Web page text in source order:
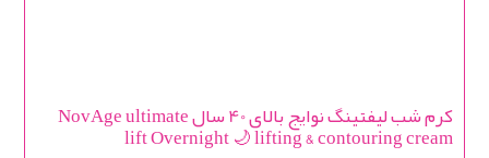
کرم شب لیفتینگ نوایج بالای 40 سال NovAge ultimate
lift Overnight 🌙 lifting & contouring cream